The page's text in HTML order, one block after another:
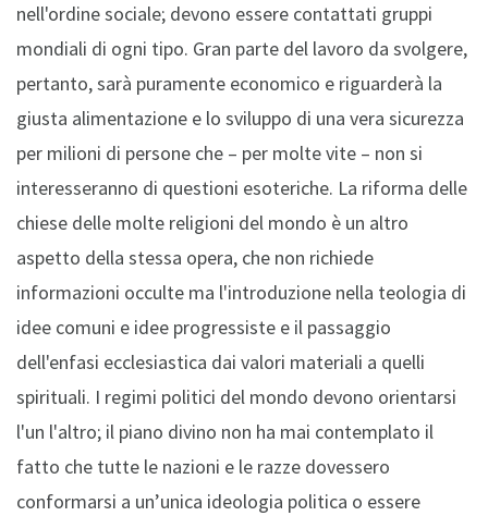
nell'ordine sociale; devono essere contattati gruppi
mondiali di ogni tipo. Gran parte del lavoro da svolgere,
pertanto, sarà puramente economico e riguarderà la
giusta alimentazione e lo sviluppo di una vera sicurezza
per milioni di persone che – per molte vite – non si
interesseranno di questioni esoteriche. La riforma delle
chiese delle molte religioni del mondo è un altro
aspetto della stessa opera, che non richiede
informazioni occulte ma l'introduzione nella teologia di
idee comuni e idee progressiste e il passaggio
dell'enfasi ecclesiastica dai valori materiali a quelli
spirituali. I regimi politici del mondo devono orientarsi
l'un l'altro; il piano divino non ha mai contemplato il
fatto che tutte le nazioni e le razze dovessero
conformarsi a un’unica ideologia politica o essere